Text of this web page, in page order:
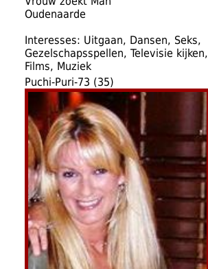
Oudenaarde
Interesses: Uitgaan, Dansen, Seks,
Gezelschapsspellen, Televisie kijken,
Films, Muziek
Puchi-Puri-73 (35)